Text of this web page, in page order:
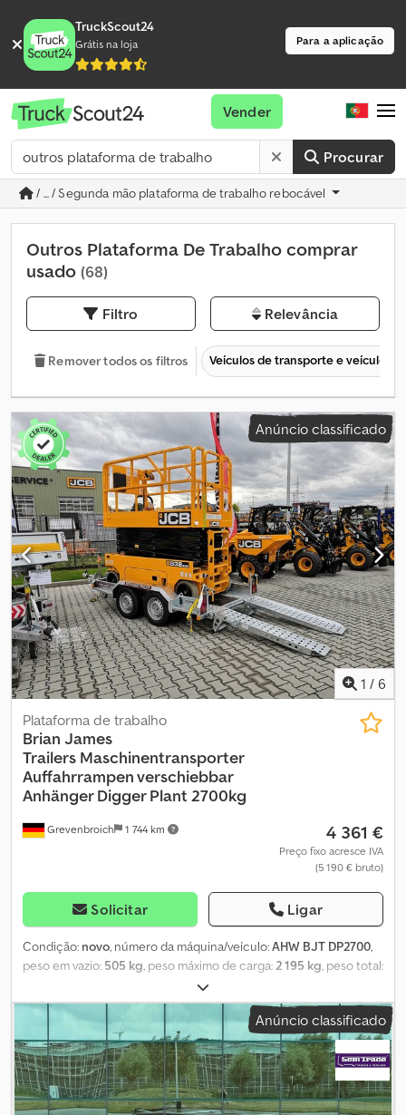
TruckScout24
Grátis na loja Para a aplicação
Procurar
Vender
/ ... / Segunda mão plataforma de trabalho rebocável
Outros Plataforma De Trabalho comprar
usado (68)
Filtro Relevância
Remover todos os filtros Veículos de transporte e veículos
Anúncio classificado
1 / 6
Grevenbroich 1 744 km
Plataforma de trabalho
Brian James
Trailers Maschinentransporter
Auffahrrampen verschiebbar
Anhänger Digger Plant 2700kg
4 361 €
Preço fixo acresce IVA
(5 190 € bruto)
Solicitar Ligar
Condição: novo, número da máquina/veículo:AHW BJT DP2700,
peso em vazio: 505 kg, peso máximo de carga:2 195 kg, peso total:
, comprimento do espaço de carga:
espaço de carga:1 300 mm, disponível imediatamente para
transporte de máquinas ou miniescavadoras em palcos \reboque
de máquinas Cargo Digger Plant 2 280x130x15cm 2.700kg Modelo
\luzes LED \reboque de plataforma dupla, chassi V - travão de
inércia - pneus 14" - altura da plataforma de carga 38cm -
caçamba de aço galvanizada com fundo em chapa perfurada,
Anúncio classificado